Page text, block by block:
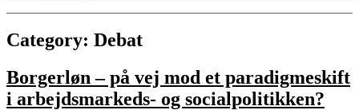
Category: Debat
Borgerløn – på vej mod et paradigmeskift
i arbejdsmarkeds- og socialpolitikken?